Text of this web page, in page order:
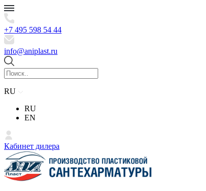
+7 495 598 54 44
info@aniplast.ru
RU
RU
EN
Кабинет дилера